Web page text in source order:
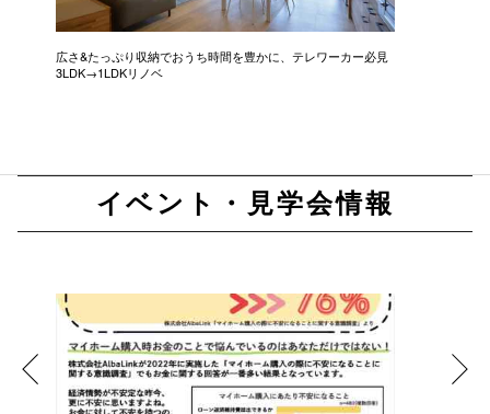
広さ&たっぷり収納でおうち時間を豊かに、テレワーカー必見
3LDK→1LDKリノベ
イベント・見学会情報